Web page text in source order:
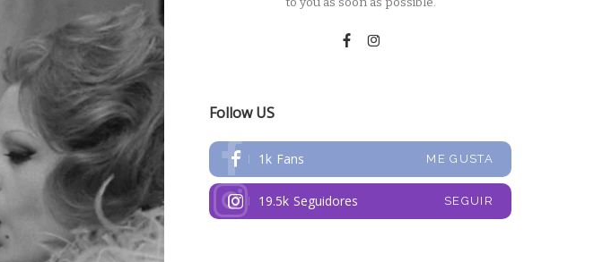
Follow US
1k Fans ME GUSTA
19.5k Seguidores SEGUIR